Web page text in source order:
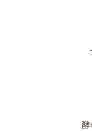
酵